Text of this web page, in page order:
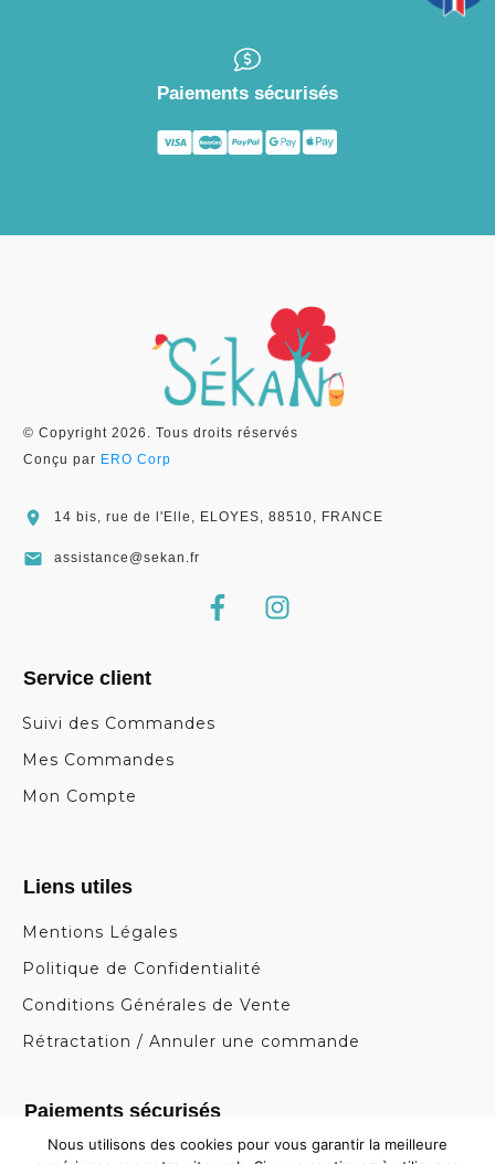
Paiements sécurisés
© Copyright 2026 . Tous droits réservés
Conçu par ERO Corp
14 bis, rue de l'Elle, ELOYES, 88510, FRANCE
assistance@sekan.fr
Service client
Suivi des Commandes
Mes Commandes
Mon Compte
Liens utiles
Mentions Légales
Politique de Confidentialité
Conditions Générales de Vente
Rétractation / Annuler une commande
Paiements sécurisés
Nous utilisons des cookies pour vous garantir la meilleure